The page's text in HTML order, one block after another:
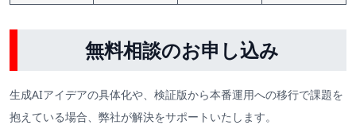
無料相談のお申し込み
生成AIアイデアの具体化や、検証版から本番運用への移行で課題を
抱えている場合、弊社が解決をサポートいたします。